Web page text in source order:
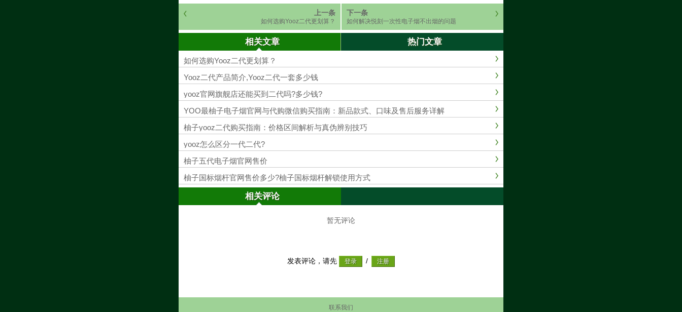
上一条
如何选购Yooz二代更划算？
下一条
如何解决悦刻一次性电子烟不出烟的问题
相关文章 热门文章
如何选购Yooz二代更划算？
Yooz二代产品简介,Yooz二代一套多少钱
yooz官网旗舰店还能买到二代吗?多少钱?
YOO最柚子电子烟官网与代购微信购买指南：新品款式、口味及售后服务详解
柚子yooz二代购买指南：价格区间解析与真伪辨别技巧
yooz怎么区分一代二代?
柚子五代电子烟官网售价
柚子国标烟杆官网售价多少?柚子国标烟杆解锁使用方式
相关评论
暂无评论
发表评论，请先 /
联系我们